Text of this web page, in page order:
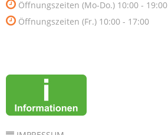
Öffnungszeiten (Mo-Do.) 10:00 - 19:00
Öffnungszeiten (Fr.) 10:00 - 17:00